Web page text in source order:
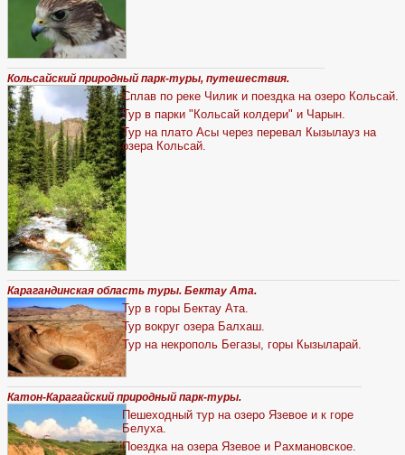
Кольсайский природный парк-туры, путешествия.
Сплав по реке Чилик и поездка на озеро Кольсай.
Тур в парки "Кольсай колдери" и Чарын.
Тур на плато Асы через перевал Кызылауз на
озера Кольсай.
Карагандинская область туры. Бектау Ата.
Тур в горы Бектау Ата.
Тур вокруг озера Балхаш.
Тур на некрополь Бегазы, горы Кызыларай.
Катон-Карагайский природный парк-туры.
Пешеходный тур на озеро Язевое и к горе
Белуха.
Поездка на озера Язевое и Рахмановское.